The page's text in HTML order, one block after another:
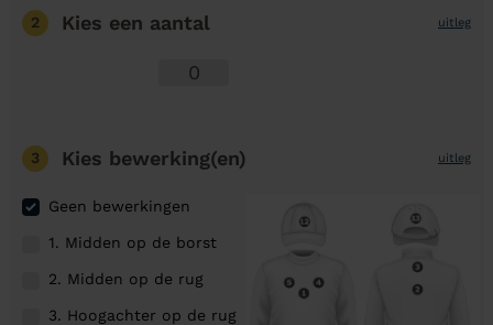
2 Kies een aantal uitleg
3 Kies bewerking(en) uitleg
Geen bewerkingen
1. Midden op de borst
2. Midden op de rug
3. Hoogachter op de rug